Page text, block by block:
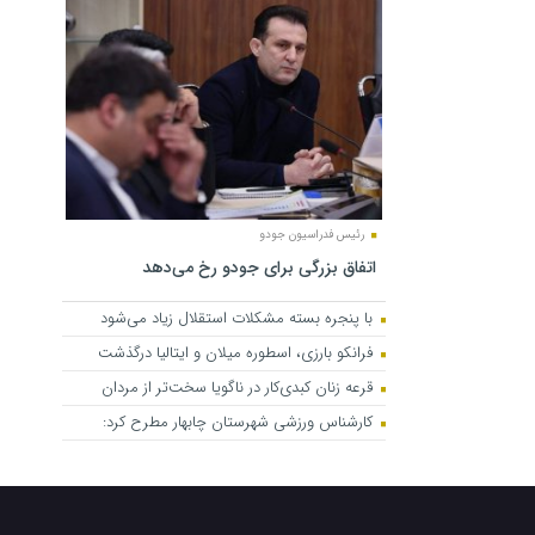
رئیس فدراسیون جودو
اتفاق بزرگی برای جودو رخ می‌دهد
با پنجره بسته مشکلات استقلال زیاد می‌شود
فرانکو بارزی، اسطوره میلان و ایتالیا درگذشت
قرعه زنان کبدی‌کار در ناگویا سخت‌تر از مردان
کارشناس ورزشی شهرستان چابهار مطرح کرد: